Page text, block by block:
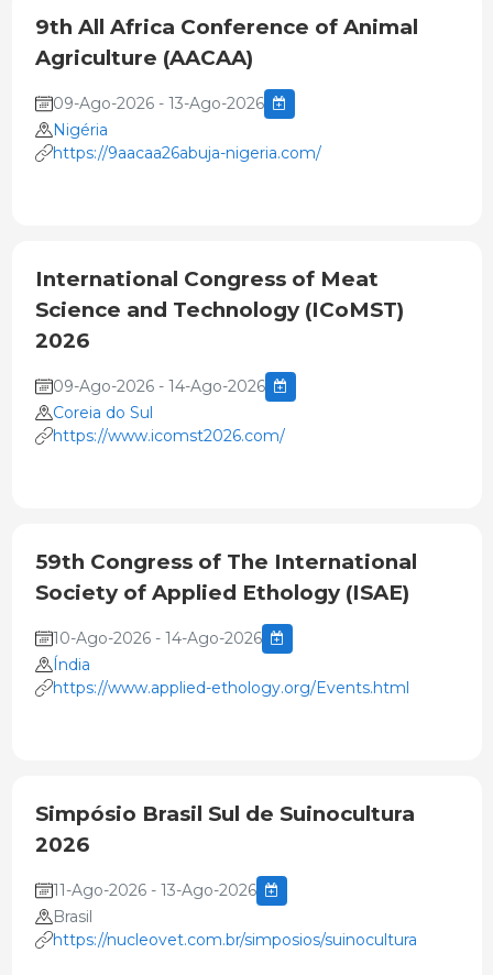
9th All Africa Conference of Animal
Agriculture (AACAA)
09-Ago-2026 - 13-Ago-2026
Nigéria
https://9aacaa26abuja-nigeria.com/
International Congress of Meat
Science and Technology (ICoMST)
2026
09-Ago-2026 - 14-Ago-2026
Coreia do Sul
https://www.icomst2026.com/
59th Congress of The International
Society of Applied Ethology (ISAE)
10-Ago-2026 - 14-Ago-2026
Índia
https://www.applied-ethology.org/Events.html
Simpósio Brasil Sul de Suinocultura
2026
11-Ago-2026 - 13-Ago-2026
Brasil
https://nucleovet.com.br/simposios/suinocultura